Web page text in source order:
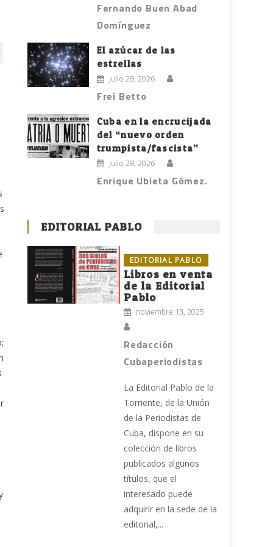
Fernando Buen Abad
Domínguez
El azúcar de las
estrellas
julio 28, 2026
Frei Betto
Cuba en la encrucijada
del “nuevo orden
trumpista/fascista”
julio 28, 2026
Enrique Ubieta Gómez.
EDITORIAL PABLO
EDITORIAL PABLO
Libros en venta
de la Editorial
Pablo
noviembre 13, 2025
Redacción
Cubaperiodistas
La Editorial Pablo de la
Torriente, de la Unión
de la Periodistas de
Cuba, dispone en su
colección de libros
publicados algunos
títulos, que el
interesado puede
adquirir en la sede de la
editorial,...